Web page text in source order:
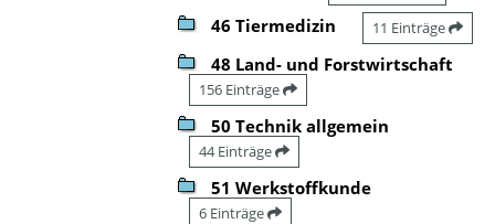
46 Tiermedizin 11 Einträge
48 Land- und Forstwirtschaft
156 Einträge
50 Technik allgemein
44 Einträge
51 Werkstoffkunde
6 Einträge